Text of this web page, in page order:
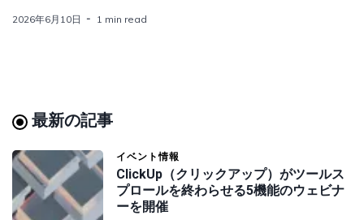
2026年6月10日 1 min read
最新の記事
イベント情報
ClickUp（クリックアップ）がツールス
プロールを終わらせる5機能のウェビナ
ーを開催